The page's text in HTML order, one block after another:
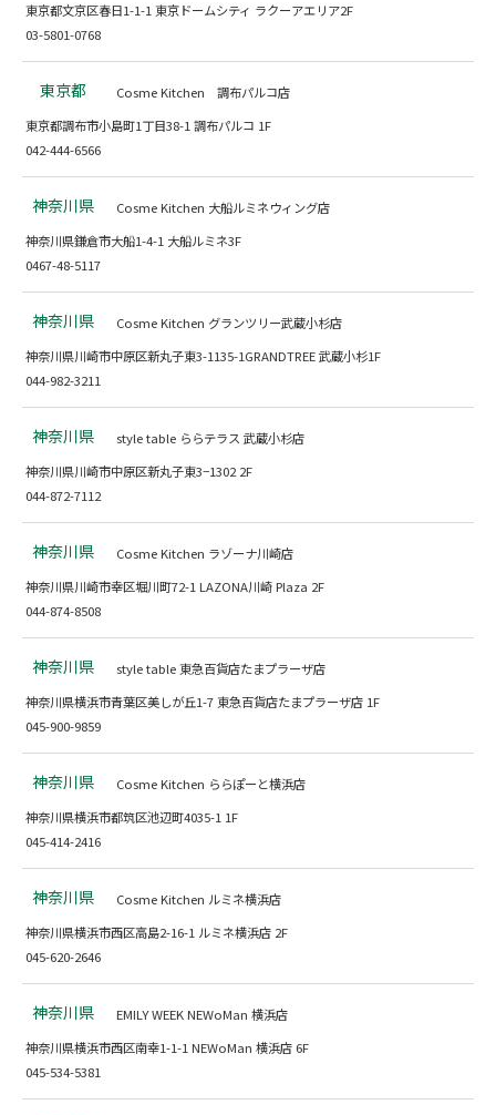
東京都文京区春日1-1-1 東京ドームシティ ラクーアエリア2F
03-5801-0768
東京都
Cosme Kitchen 調布パルコ店
東京都調布市小島町1丁目38-1 調布パルコ 1F
042-444-6566
神奈川県
Cosme Kitchen 大船ルミネウィング店
神奈川県鎌倉市大船1-4-1 大船ルミネ3F
0467-48-5117
神奈川県
Cosme Kitchen グランツリー武蔵小杉店
神奈川県川崎市中原区新丸子東3-1135-1GRANDTREE 武蔵小杉1F
044-982-3211
神奈川県
style table ららテラス 武蔵小杉店
神奈川県川崎市中原区新丸子東3−1302 2F
044-872-7112
神奈川県
Cosme Kitchen ラゾーナ川崎店
神奈川県川崎市幸区堀川町72-1 LAZONA川崎 Plaza 2F
044-874-8508
神奈川県
style table 東急百貨店たまプラーザ店
神奈川県横浜市青葉区美しが丘1-7 東急百貨店たまプラーザ店 1F
045-900-9859
神奈川県
Cosme Kitchen ららぽーと横浜店
神奈川県横浜市都筑区池辺町4035-1 1F
045-414-2416
神奈川県
Cosme Kitchen ルミネ横浜店
神奈川県横浜市西区高島2-16-1 ルミネ横浜店 2F
045-620-2646
神奈川県
EMILY WEEK NEWoMan 横浜店
神奈川県横浜市西区南幸1-1-1 NEWoMan 横浜店 6F
045-534-5381